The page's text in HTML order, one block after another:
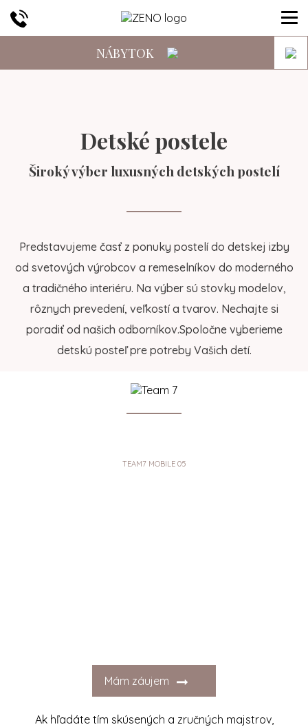
NÁBYTOK
Detské postele
Široký výber luxusných detských postelí
Predstavujeme časť z ponuky postelí do detskej izby
od svetových výrobcov a remeselníkov do moderného
a tradičného interiéru. Na výber sú stovky modelov,
rôznych prevedení, veľkostí a tvarov. Nechajte si
poradiť od našich odborníkov.Spoločne vyberieme
detskú posteľ pre potreby Vašich detí.
Mám záujem
TEAM7 MOBILE 05
Ak hľadáte tím skúsených a zručných majstrov,